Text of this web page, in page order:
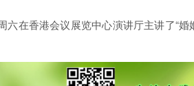
在香港会议展览中心演讲厅主讲了“